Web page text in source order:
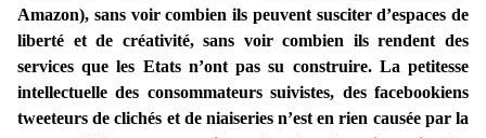
Amazon), sans voir combien ils peuvent susciter d’espaces de
liberté et de créativité, sans voir combien ils rendent des
services que les Etats n’ont pas su construire. La petitesse
intellectuelle des consommateurs suivistes, des facebookiens
tweeteurs de clichés et de niaiseries n’est en rien causée par la